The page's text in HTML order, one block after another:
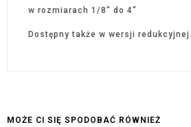
w rozmiarach 1/8" do 4"
Dostępny także w wersji redukcyjnej.
MOŻE CI SIĘ SPODOBAĆ RÓWNIEŻ